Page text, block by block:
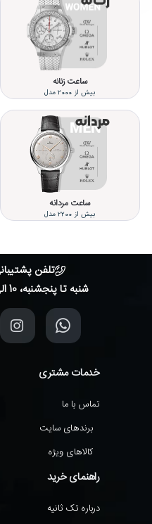
ساعت زنانه
بیش از 2000 مدل
ساعت مردانه
بیش از 2200 مدل
تلفن پشتیبانی
شنبه تا پنجشنبه، 10 الی 19 (به جز ایام تعطیل)
خدمات مشتری
تماس با ما
برندهای سایت
کالاهای ویژه
راهنمای خرید
درباره تک ثانیه